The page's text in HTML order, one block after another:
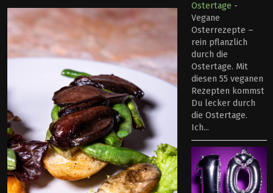
Ostertage -
Vegane
Osterrezepte –
rein pflanzlich
durch die
Ostertage. Mit
diesen 55 veganen
Rezepten kommst
Du lecker durch
die Ostertage.
Ich...